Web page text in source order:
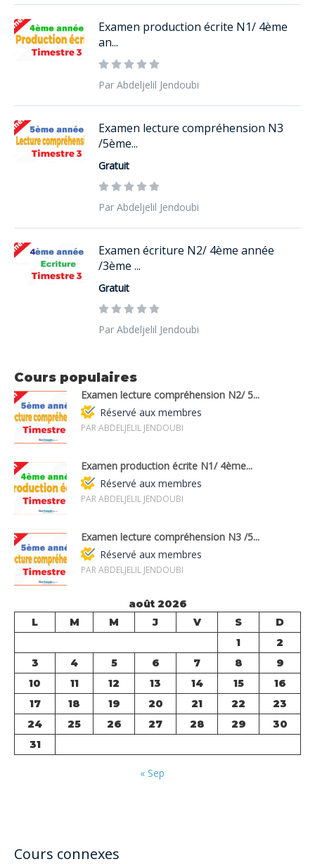
Cours connexes
Examen production écrite N1/ 4ème
an...
Par Abdeljelil Jendoubi
Examen lecture compréhension N3
/5ème...
Gratuit
Par Abdeljelil Jendoubi
Examen écriture N2/ 4ème année
/3ème ...
Gratuit
Par Abdeljelil Jendoubi
Cours populaires
Examen lecture compréhension N2/ 5...
Réservé aux membres
PAR ABDELJELIL JENDOUBI
Examen production écrite N1/ 4ème...
Réservé aux membres
PAR ABDELJELIL JENDOUBI
Examen lecture compréhension N3 /5...
Réservé aux membres
PAR ABDELJELIL JENDOUBI
août 2026
L
M M J V S
D
1
2
3
4 5 6 7 8
9
10
11 12 13 14 15
16
17
18 19 20 21 22
23
24
25 26 27 28 29
30
31
« Sep